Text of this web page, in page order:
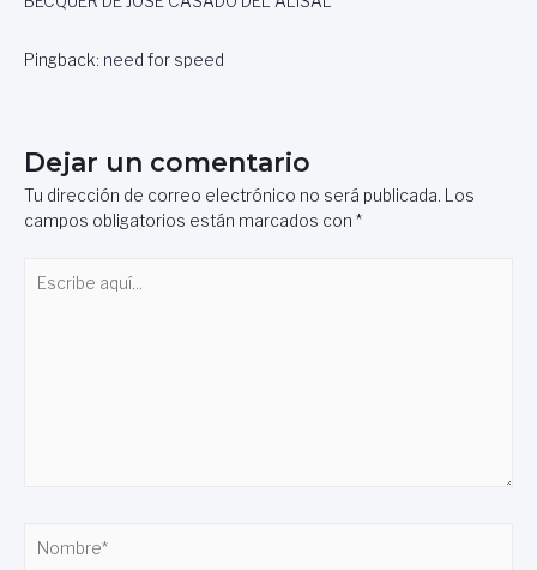
Pingback: need for speed
Dejar un comentario
Tu dirección de correo electrónico no será publicada. Los
campos obligatorios están marcados con *
aquí...